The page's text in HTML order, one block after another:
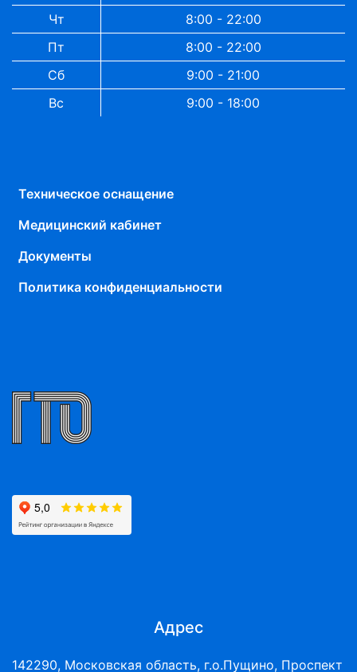
Чт
8:00 - 22:00
Пт
8:00 - 22:00
Сб
9:00 - 21:00
Вс
9:00 - 18:00
Техническое оснащение
Медицинский кабинет
Документы
Политика конфиденциальности
Адрес
142290, Московская область, г.о.Пущино, Проспект